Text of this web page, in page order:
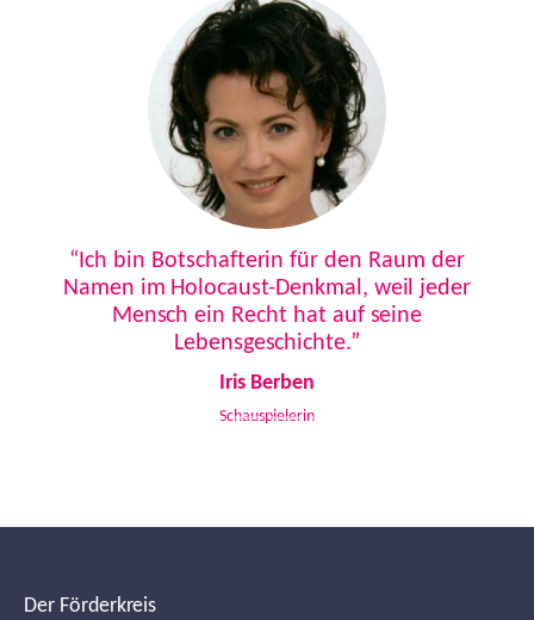
“Ich bin Botschafterin für den Raum der
Namen im Holocaust-Denkmal, weil jeder
Mensch ein Recht hat auf seine
Lebensgeschichte.”
Iris Berben
Schauspielerin
Der Förderkreis